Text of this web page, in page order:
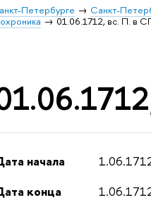
Петербурге Санкт-
01.06.1712, вс. П. в
начала
конца